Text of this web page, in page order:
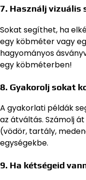
7. Használj vizuális
Sokat segíthet, ha
egy köbméter vagy
hagyományos
egy köbméterben!
8. Gyakorolj sokat
A gyakorlati példák
az átváltás. Számolj
(vödör, tartály,
egységekbe.
9. Ha kétségeid